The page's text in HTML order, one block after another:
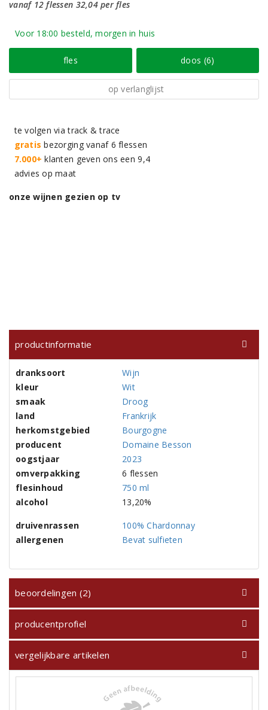
vanaf 12 flessen 32,04 per fles
Voor 18:00 besteld, morgen in huis
fles doos (6)
op verlanglijst
te volgen via track & trace
gratis bezorging vanaf 6 flessen
7.000+ klanten geven ons een 9,4
advies op maat
onze wijnen gezien op tv
productinformatie
dranksoort
Wijn
kleur
Wit
smaak
Droog
land
Frankrijk
herkomstgebied
Bourgogne
producent
Domaine Besson
oogstjaar
2023
omverpakking
6 flessen
flesinhoud
750 ml
alcohol
13,20%
druivenrassen
100% Chardonnay
allergenen
Bevat sulfieten
beoordelingen (2)
producentprofiel
vergelijkbare artikelen